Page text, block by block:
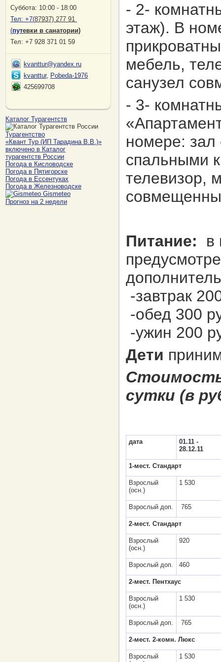
Суббота: 10:00 - 18:00
Тел: +7(87937) 277 91
(путевки в санатории)
Тел: +7 928 371 01 59
kvanttur@yandex.ru
kvanttur, Pobeda-1976
425699708
Каталог Турагентств
Турагентство
«Квант Тур (ИП Тарадина В.В.)»
включено в Каталог
турагентств России
Погода в Кисловодске
Погода в Пятигорске
Погода в Ессентуках
Погода в Железноводске
Gismeteo
Прогноз на 2 недели
- 2-
этаж). В
мебель,
санузел
- 3-
номере: зал
спальными
телевизор,
Питание:
в
-завтрак
-обед 300
-ужин 200
Дети
Стоимость
сутки (в
дата
01.11 -
28.12.11
1-мест. Cтандарт
Взрослый
(осн.)
1 530
Взрослый доп. 765
2-мeст. Cтандарт
Взрослый
(осн.)
920
Взрослый доп. 460
2-мeст. Пентхаус
Взрослый
(осн.)
1 530
Взрослый доп. 765
2-мест. 2-комн. Люкс
Взрослый
1 530